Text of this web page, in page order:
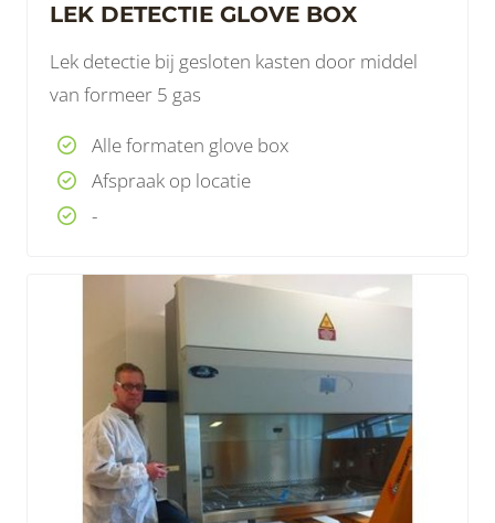
LEK DETECTIE GLOVE BOX
Lek detectie bij gesloten kasten door middel
van formeer 5 gas
Alle formaten glove box
Afspraak op locatie
-